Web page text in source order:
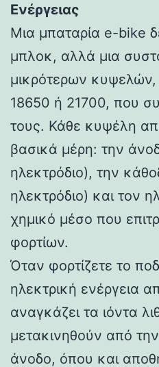
Ενέργειας
Μια μπαταρία e-bike
μπλοκ, αλλά μια
μικρότερων
18650 ή 21700, που
τους. Κάθε κυψέλη
βασικά μέρη: την
ηλεκτρόδιο), την
ηλεκτρόδιο) και τον
χημικό μέσο που
φορτίων.
Όταν φορτίζετε το
ηλεκτρική ενέργεια
αναγκάζει τα ιόντα
μετακινηθούν από
άνοδο, όπου και